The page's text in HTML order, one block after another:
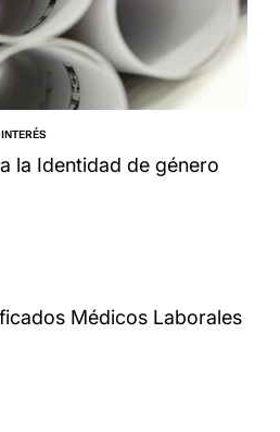
la Identidad de género
Médicos Laborales